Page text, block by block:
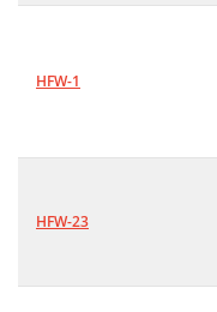
HFW-1
HFW-23